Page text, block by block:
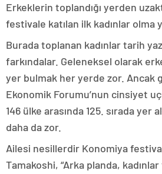
Erkeklerin toplandığı yerden
festivale katılan ilk kadınlar olma
Burada toplanan kadınlar tarih
farkındalar. Geleneksel olarak
yer bulmak her yerde zor. Ancak
Ekonomik Forumu’nun cinsiyet
146 ülke arasında 125. sırada yer
daha da zor.
Ailesi nesillerdir Konomiya
Tamakoshi, “Arka planda,